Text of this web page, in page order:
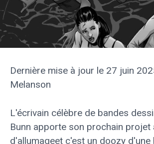
Dernière mise à jour le 27 juin
Melanson
L'écrivain célèbre de bandes
Bunn apporte son prochain projet
d'allumageet c'est un doozy d'une